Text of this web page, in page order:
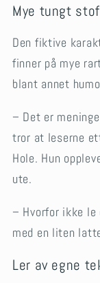
Mye tungt
Den fiktive
finner på mye
blant annet
– Det er
tror at leserne
Hole. Hun
ute.
– Hvorfor ikke le
med en liten
Ler av egne